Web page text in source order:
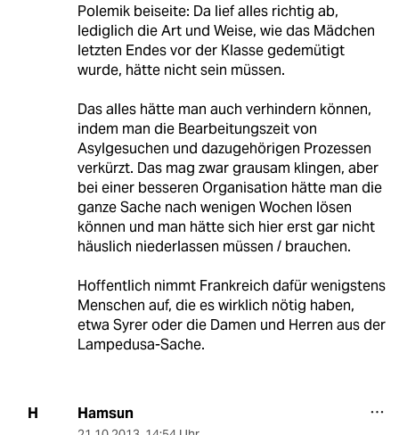
Polemik beiseite: Da lief alles richtig ab,
lediglich die Art und Weise, wie das Mädchen
letzten Endes vor der Klasse gedemütigt
wurde, hätte nicht sein müssen.
Das alles hätte man auch verhindern können,
indem man die Bearbeitungszeit von
Asylgesuchen und dazugehörigen Prozessen
verkürzt. Das mag zwar grausam klingen, aber
bei einer besseren Organisation hätte man die
ganze Sache nach wenigen Wochen lösen
können und man hätte sich hier erst gar nicht
häuslich niederlassen müssen / brauchen.
Hoffentlich nimmt Frankreich dafür wenigstens
Menschen auf, die es wirklich nötig haben,
etwa Syrer oder die Damen und Herren aus der
Lampedusa-Sache.
H Hamsun